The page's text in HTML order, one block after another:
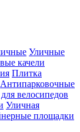
Уличные
качели
Плитка
Антипарковочные
велосипедов
Уличная
площадки